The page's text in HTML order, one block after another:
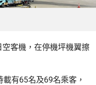
客機，在停機坪機翼擦
有65名及69名乘客，